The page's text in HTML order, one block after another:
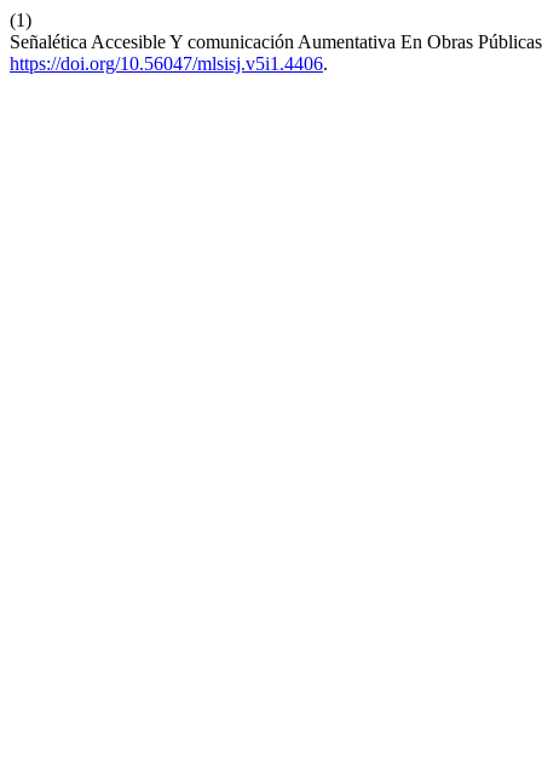
(1)
Señalética Accesible Y comunicación Aumentativa En Obras
https://doi.org/10.56047/mlsisj.v5i1.4406.